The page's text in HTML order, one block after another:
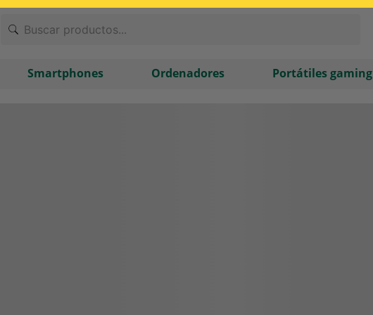
Smartphones Ordenadores Portátiles gaming